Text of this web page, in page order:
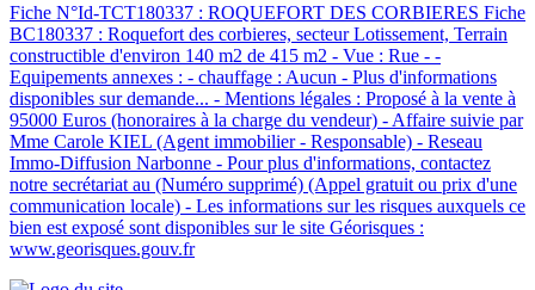
Fiche N°Id-TCT180337 : ROQUEFORT DES CORBIERES Fiche
BC180337 : Roquefort des corbieres, secteur Lotissement, Terrain
constructible d'environ 140 m2 de 415 m2 - Vue : Rue - -
Equipements annexes : - chauffage : Aucun - Plus d'informations
disponibles sur demande... - Mentions légales : Proposé à la vente à
95000 Euros (honoraires à la charge du vendeur) - Affaire suivie par
Mme Carole KIEL (Agent immobilier - Responsable) - Reseau
Immo-Diffusion Narbonne - Pour plus d'informations, contactez
notre secrétariat au (Numéro supprimé) (Appel gratuit ou prix d'une
communication locale) - Les informations sur les risques auxquels ce
bien est exposé sont disponibles sur le site Géorisques :
www.georisques.gouv.fr